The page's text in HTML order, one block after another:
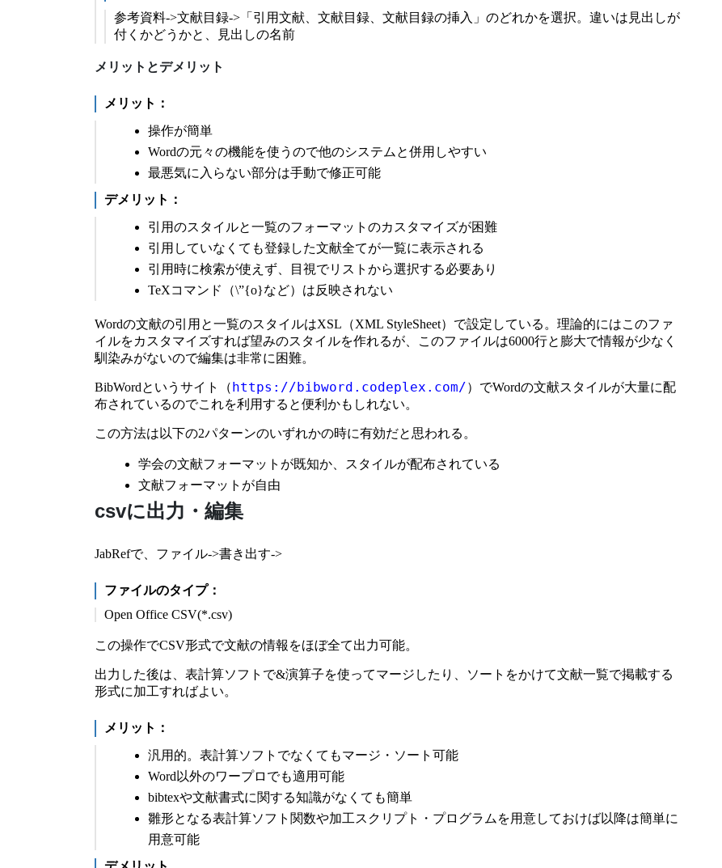
参考資料->文献目録->「引用文献、文献目録、文献目録の挿入」のどれかを選択。違いは見出しが
付くかどうかと、見出しの名前
メリットとデメリット
メリット：
操作が簡単
Wordの元々の機能を使うので他のシステムと併用しやすい
最悪気に入らない部分は手動で修正可能
デメリット：
引用のスタイルと一覧のフォーマットのカスタマイズが困難
引用していなくても登録した文献全てが一覧に表示される
引用時に検索が使えず、目視でリストから選択する必要あり
TeXコマンド（\”{o}など）は反映されない
Wordの文献の引用と一覧のスタイルはXSL（XML StyleSheet）で設定している。理論的にはこのファ
イルをカスタマイズすれば望みのスタイルを作れるが、このファイルは6000行と膨大で情報が少なく
馴染みがないので編集は非常に困難。
BibWordというサイト（https://bibword.codeplex.com/）でWordの文献スタイルが大量に配
布されているのでこれを利用すると便利かもしれない。
この方法は以下の2パターンのいずれかの時に有効だと思われる。
学会の文献フォーマットが既知か、スタイルが配布されている
文献フォーマットが自由
csvに出力・編集
JabRefで、ファイル->書き出す->
ファイルのタイプ：
Open Office CSV(*.csv)
この操作でCSV形式で文献の情報をほぼ全て出力可能。
出力した後は、表計算ソフトで&演算子を使ってマージしたり、ソートをかけて文献一覧で掲載する
形式に加工すればよい。
メリット：
汎用的。表計算ソフトでなくてもマージ・ソート可能
Word以外のワープロでも適用可能
bibtexや文献書式に関する知識がなくても簡単
雛形となる表計算ソフト関数や加工スクリプト・プログラムを用意しておけば以降は簡単に
用意可能